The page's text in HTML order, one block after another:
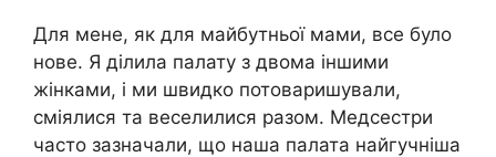
Для мене, як для майбутньої мами, все було
нове. Я ділила палату з двома іншими
жінками, і ми швидко потоваришували,
сміялися та веселилися разом. Медсестри
часто зазначали, що наша палата найгучніша